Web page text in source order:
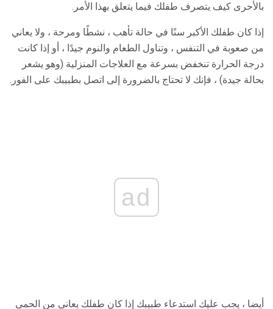
بالأحرى كيف يتصرف طفلك فيما يتعلق بهذا الأمر.
إذا كان طفلك الأكبر سنًا في حالة تأهب ، نشطًا ومرحة ، ولا يعاني
من صعوبة في التنفس ، وتناول الطعام والنوم جيدًا ، أو إذا كانت
درجة الحرارة تنخفض بسرعة مع العلاجات المنزلية (وهو يشعر
بحالة جيدة) ، فإنك لا تحتاج بالضرورة إلى اتصل بطبيبك على الفور.
ad
أيضا ، يجب عليك استدعاء طبيبك إذا كان طفلك يعاني من الحمى